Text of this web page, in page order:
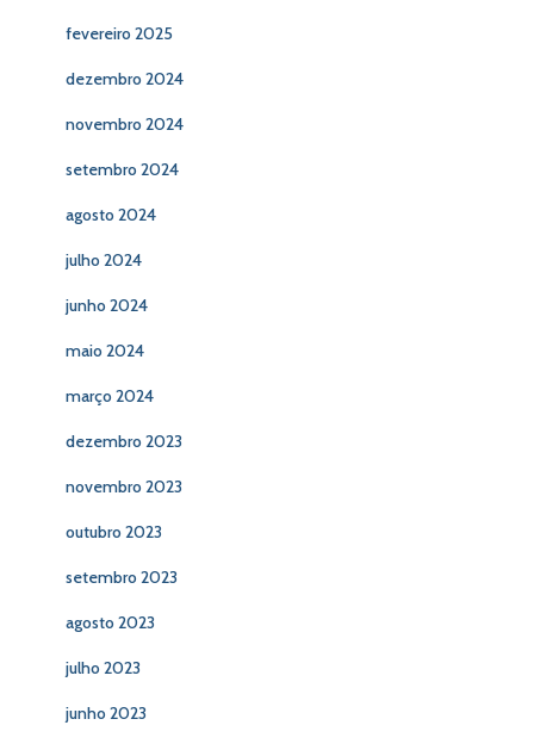
fevereiro 2025
dezembro 2024
novembro 2024
setembro 2024
agosto 2024
julho 2024
junho 2024
maio 2024
março 2024
dezembro 2023
novembro 2023
outubro 2023
setembro 2023
agosto 2023
julho 2023
junho 2023